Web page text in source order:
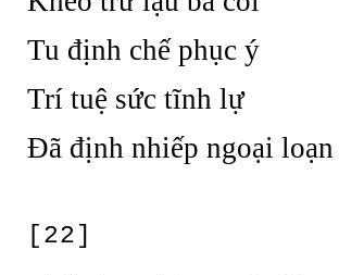
Tu định chế phục ý
Trí tuệ sức tĩnh lự
Đã định nhiếp ngoại loạn
[22]